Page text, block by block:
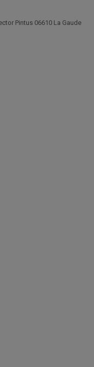
Pintus 06610 La Gaude